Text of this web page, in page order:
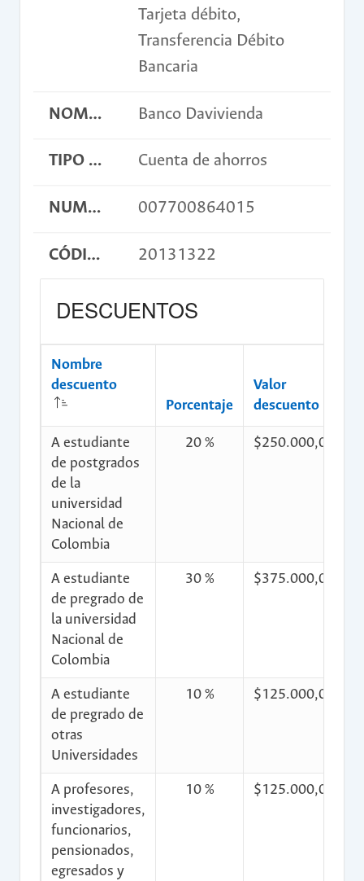
Tarjeta débito,
Transferencia Débito
Bancaria
NOMBRE BANCO Banco Davivienda
TIPO DE CUENTA Cuenta de ahorros
NUMERO DE CUENTA 007700864015
CÓDIGO DE CONSIGNACIÓN 20131322
DESCUENTOS
Nombre
descuento
Porcentaje
Valor
descuento
A estudiante
de postgrados
de la
universidad
Nacional de
Colombia
20 % $250.000,00
A estudiante
de pregrado de
la universidad
Nacional de
Colombia
30 % $375.000,00
A estudiante
de pregrado de
otras
Universidades
10 % $125.000,00
A profesores,
investigadores,
funcionarios,
pensionados,
egresados y
10 % $125.000,00